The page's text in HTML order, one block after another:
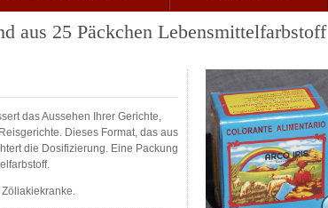
aus 25 Päckchen Lebensmittelfarbstoff
das Aussehen Ihrer Gerichte,
Dieses Format, das aus
die Dosifizierung. Eine Packung